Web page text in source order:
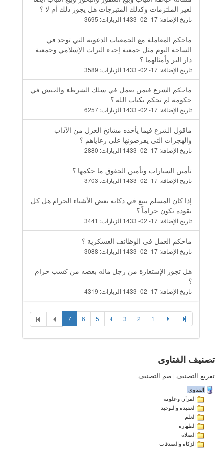
لغير الملتزمات وكذلك المتبرجات هل يجوز ذلك أم لا ؟
تاريخ الإضافة: 17- 02- 1433 الزيارات: 3695
ماحكم المعاملة مع الجمعيات الدعوية التي توجد في
الساحة اليوم مثل جمعية إحياء التراث الإسلامي وجمعية
دار البر وأمثالهما ؟
تاريخ الإضافة: 17- 02- 1433 الزيارات: 3589
ماحكم الشرع فيمن يعمل في سلك الشرطة والجيش في
حكومة لم تحكم بكتاب الله ؟
تاريخ الإضافة: 17- 02- 1433 الزيارات: 6257
ماقول الشرع فيما يأخذه مشائخ العزل من الآداب
والهجرات التي يفرضونها على رعاياهم ؟
تاريخ الإضافة: 17- 02- 1433 الزيارات: 2880
تأمين السيارات وتأمين الحقوق ما حكمها ؟
تاريخ الإضافة: 17- 02- 1433 الزيارات: 3703
إذا كان المسلم يبيع في دكانه بعض الأشياء الحرام هل كل
نقوده تكون حراماً ؟
تاريخ الإضافة: 17- 02- 1433 الزيارات: 3441
ماحكم العمل في الوظائف العسكرية ؟
تاريخ الإضافة: 17- 02- 1433 الزيارات: 3088
هل تجوز الإستعارة من رجل ماله بعضه من كسب حرام
؟
تاريخ الإضافة: 17- 02- 1433 الزيارات: 4319
1
2
3
4
5
6
7
تصنيف الفتاوى
تفريع التصنيف | ضم التصنيف
الفتاوى
القرآن وعلومه
العقيدة والتوحيد
العلم
الطهارة
الصلاة
الزكاة والصدقات